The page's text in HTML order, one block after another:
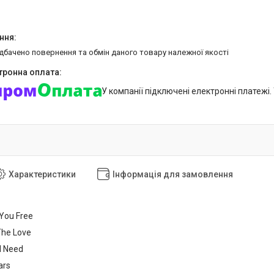
повернення та обмін даного товару належної якості
У компанії підключені електронні
Характеристики Інформація для замовлення
Free
Love
Need